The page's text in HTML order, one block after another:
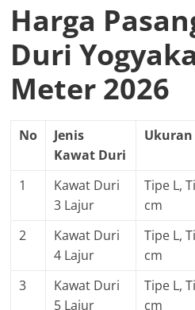
Harga
Duri
Meter 2026
No
Jenis
Kawat Duri
Ukuran
1
Kawat Duri
3 Lajur
Tipe L,
cm
2
Kawat Duri
4 Lajur
Tipe L,
cm
3
Kawat Duri
5 Lajur
Tipe L,
cm